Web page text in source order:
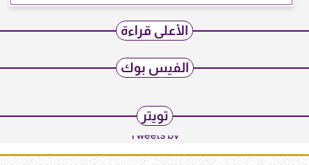
الأعلى قراءة
الفيس بوك
تويتر
Tweets by